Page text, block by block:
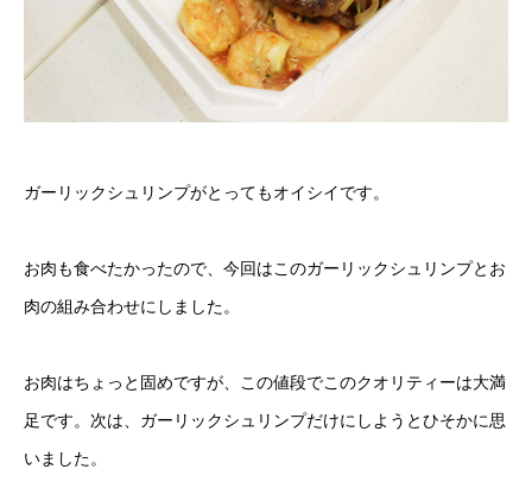
ガーリックシュリンプがとってもオイシイです。
お肉も食べたかったので、今回はこのガーリックシュリンプとお
肉の組み合わせにしました。
お肉はちょっと固めですが、この値段でこのクオリティーは大満
足です。次は、ガーリックシュリンプだけにしようとひそかに思
いました。